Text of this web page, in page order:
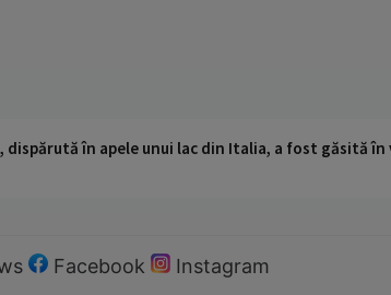
dispărută în apele unui lac din Italia, a fost găsită
Facebook Instagram